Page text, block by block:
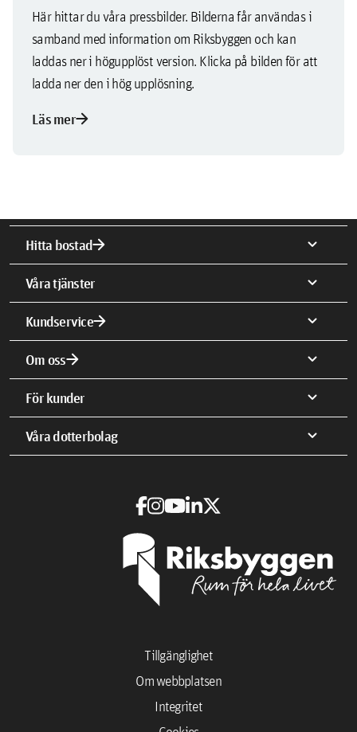
Här hittar du våra pressbilder. Bilderna får användas i
samband med information om Riksbyggen och kan
laddas ner i högupplöst version. Klicka på bilden för att
ladda ner den i hög upplösning.
Läs merarrow_forward
Hitta bostadarrow_forward expand_more
Våra tjänster expand_more
Kundservicearrow_forward expand_more
Om ossarrow_forward expand_more
För kunder expand_more
Våra dotterbolag expand_more
Integritet
Om webbplatsen
Tillgänglighet